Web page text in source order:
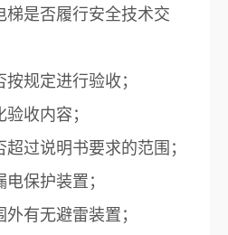
梯是否履行安全技术交
规定进行验收；
收内容；
过说明书要求的范围；
保护装置；
有无避雷装置；